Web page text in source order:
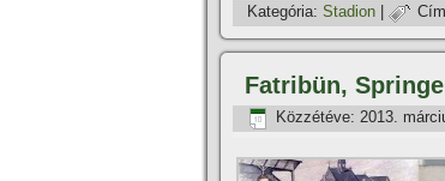
Kategória: Stadion
Fatribün,
Közzétéve: 2013.